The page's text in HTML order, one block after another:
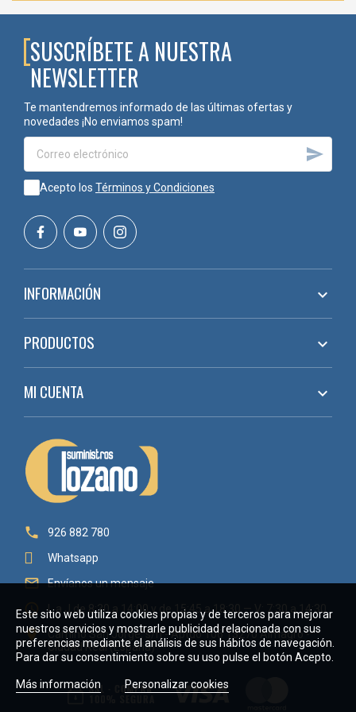
SUSCRÍBETE A NUESTRA
NEWSLETTER
Te mantendremos informado de las últimas ofertas y
novedades ¡No enviamos spam!

Acepto los Términos y Condiciones
INFORMACIÓN 
PRODUCTOS 
MI CUENTA 

926 882 780
Whatsapp
 Envíanos un mensaje
 L a J de 8:30 a 14:00 y de 15:45 a 18:30 — V: 7:30 a 14:30

Camino San Jorge, s/n - Aptdo 106 13270 Almagro -
Ciudad Real (España)
Este sitio web utiliza cookies propias y de terceros para mejorar
nuestros servicios y mostrarle publicidad relacionada con sus
preferencias mediante el análisis de sus hábitos de navegación.
Para dar su consentimiento sobre su uso pulse el botón Acepto.
Más información Personalizar cookies